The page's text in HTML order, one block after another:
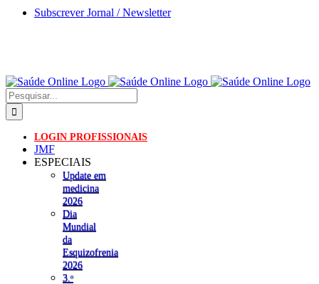
Skip
Subscrever Jornal / Newsletter
Pesquisar
LOGIN PROFISSIONAIS
JMF
ESPECIAIS
Update em
medicina
2026
Dia
Mundial
da
Esquizofrenia
2026
3.ᵒ